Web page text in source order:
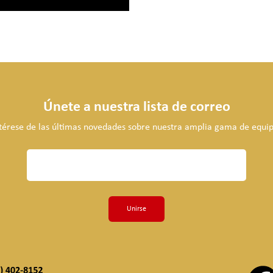
Únete a nuestra lista de correo
de las últimas novedades sobre nuestra amplia gama de
Unirse